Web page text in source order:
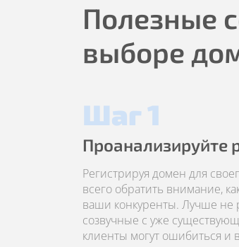
Полезные
выборе
Шаг 1
Проанализируйте
Регистрируя домен для
всего обратить внимание,
ваши конкуренты. Лучше не
созвучные с уже
клиенты могут ошибиться и